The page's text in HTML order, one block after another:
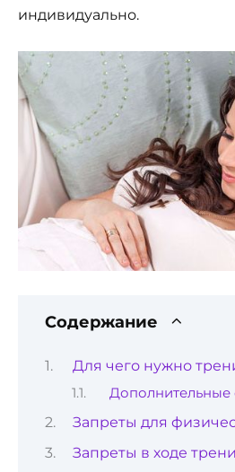
индивидуально.
Содержание
Для чего нужно
Дополнительные
Запреты для
Запреты в ходе